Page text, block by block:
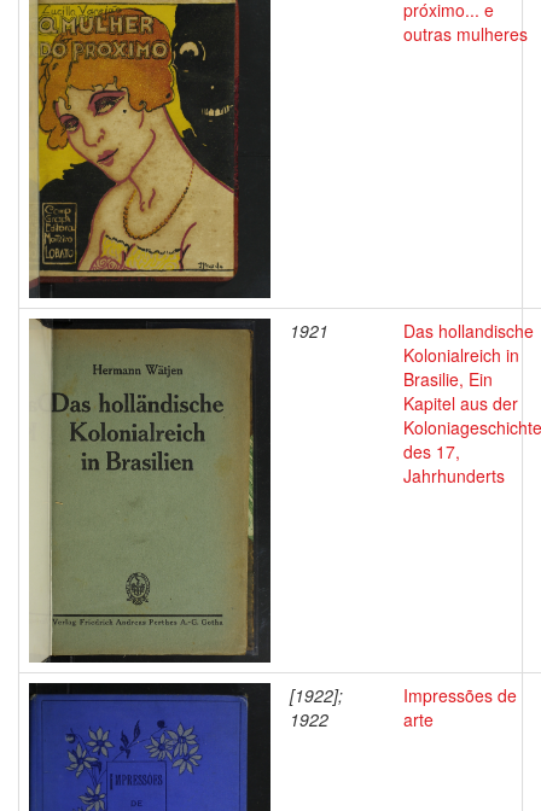
próximo... e
outras mulheres
1921
Das hollandische
Kolonialreich in
Brasilie, Ein
Kapitel aus der
Koloniageschichte
des 17,
Jahrhunderts
[1922];
1922
Impressões de
arte